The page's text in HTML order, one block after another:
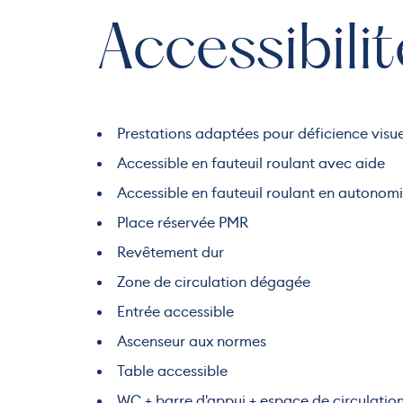
Prestations adaptées pour déficience
Accessible en fauteuil roulant avec aide
Accessible en fauteuil roulant en
Place réservée PMR
Revêtement dur
Zone de circulation dégagée
Entrée accessible
Ascenseur aux normes
Table accessible